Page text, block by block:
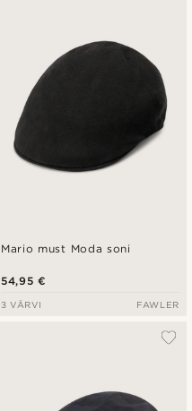
Mario must Moda soni
54,95 €
3 VÄRVI FAWLER